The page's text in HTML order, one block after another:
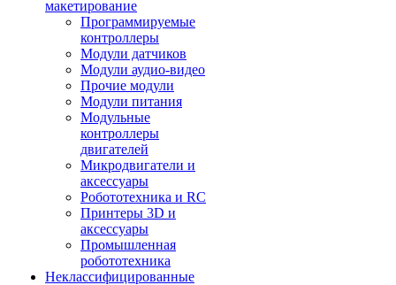
макетирование
Программируемые
контроллеры
Модули датчиков
Модули аудио-видео
Прочие модули
Модули питания
Модульные
контроллеры
двигателей
Микродвигатели и
аксессуары
Робототехника и RC
Принтеры 3D и
аксессуары
Промышленная
робототехника
Неклассифицированные